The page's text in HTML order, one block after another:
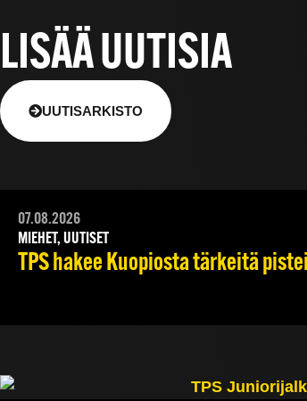
LISÄÄ UUTISIA
UUTISARKISTO
07.08.2026
MIEHET, UUTISET
TPS hakee Kuopiosta tärkeitä